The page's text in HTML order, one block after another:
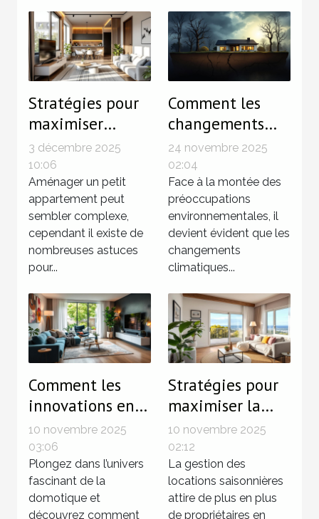
Stratégies pour
maximiser
l'espace dans les
petits
appartements
3 décembre 2025
10:06
Aménager un petit
appartement peut
sembler complexe,
cependant il existe de
nombreuses astuces
pour...
Comment les
changements
climatiques
influencent le
marché
immobilier ?
24 novembre 2025
02:04
Face à la montée des
préoccupations
environnementales, il
devient évident que les
changements
climatiques...
Comment les
innovations en
domotique
transforment-
elles l'habitat
moderne ?
10 novembre 2025
03:06
Plongez dans l’univers
fascinant de la
domotique et
découvrez comment
Stratégies pour
maximiser la
rentabilité des
locations
saisonnières
10 novembre 2025
02:12
La gestion des
locations saisonnières
attire de plus en plus
de propriétaires en